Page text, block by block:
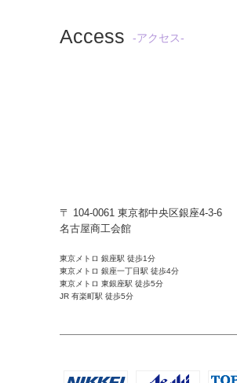
Access -アクセス-
〒 104-0061 東京都中央区銀座4-3-6
名古屋商工会館
東京メトロ 銀座駅 徒歩1分
東京メトロ 銀座一丁目駅 徒歩4分
東京メトロ 東銀座駅 徒歩5分
JR 有楽町駅 徒歩5分